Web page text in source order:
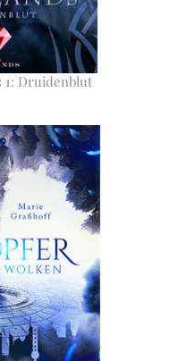
1: Druidenblut